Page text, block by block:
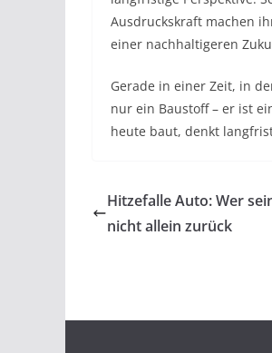
Ausdruckskraft machen
einer nachhaltigeren
​Gerade in einer Zeit, in
nur ein Baustoff – er ist
heute baut, denkt
Hitzefalle Auto: Wer
nicht allein zurück